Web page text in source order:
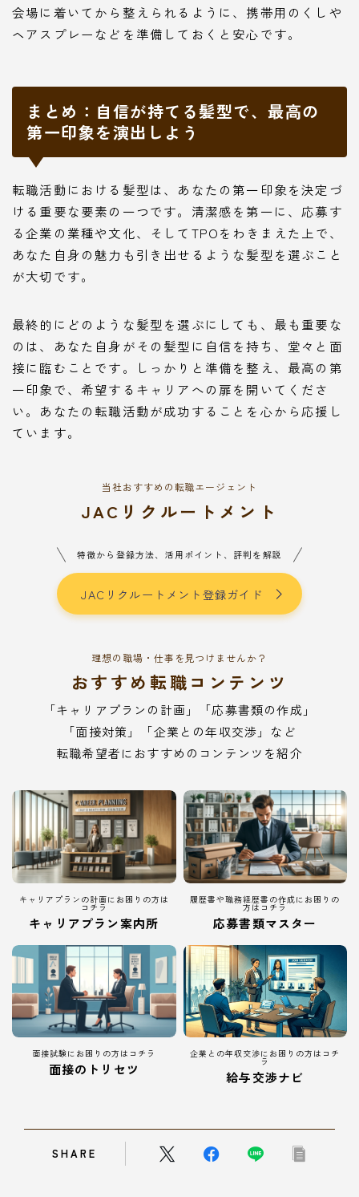
会場に着いてから整えられるように、携帯用のくしや
ヘアスプレーなどを準備しておくと安心です。
まとめ：自信が持てる髪型で、最高の
第一印象を演出しよう
転職活動における髪型は、あなたの第一印象を決定づ
ける重要な要素の一つです。清潔感を第一に、応募す
る企業の業種や文化、そしてTPOをわきまえた上で、
あなた自身の魅力も引き出せるような髪型を選ぶこと
が大切です。
最終的にどのような髪型を選ぶにしても、最も重要な
のは、あなた自身がその髪型に自信を持ち、堂々と面
接に臨むことです。しっかりと準備を整え、最高の第
一印象で、希望するキャリアへの扉を開いてくださ
い。あなたの転職活動が成功することを心から応援し
ています。
当社おすすめの転職エージェント
JACリクルートメント
特徴から登録方法、活用ポイント、評判を解説
JACリクルートメント登録ガイド
理想の職場・仕事を見つけませんか？
おすすめ転職コンテンツ
「キャリアプランの計画」「応募書類の作成」
「面接対策」「企業との年収交渉」など
転職希望者におすすめのコンテンツを紹介
キャリアプランの計画にお困りの方は
コチラ
キャリアプラン案内所
履歴書や職務経歴書の作成にお困りの
方はコチラ
応募書類マスター
面接試験にお困りの方はコチラ
面接のトリセツ
企業との年収交渉にお困りの方はコチ
ラ
給与交渉ナビ
SHARE